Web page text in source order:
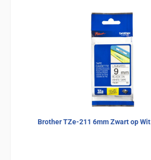
Brother TZe-211 6mm Zwart op Wit